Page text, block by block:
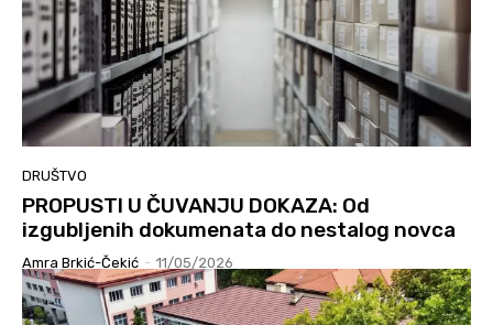
DRUŠTVO
PROPUSTI U ČUVANJU DOKAZA: Od
izgubljenih dokumenata do nestalog novca
Amra Brkić-Čekić - 11/05/2026